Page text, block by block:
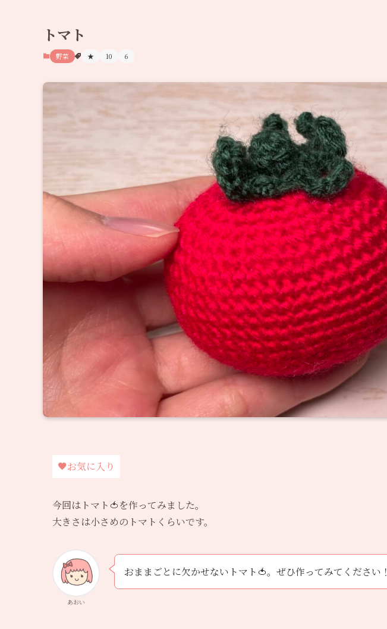
トマト
野菜 ★ 10 6
お気に入り
今回はトマト🍅を作ってみました。
大きさは小さめのトマトくらいです。
あおい
おままごとに欠かせないトマト🍅。ぜひ作ってみてください！